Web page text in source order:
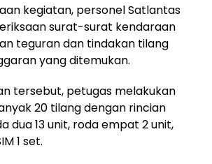
kegiatan, personel Satlantas
surat-surat kendaraan
teguran dan tindakan tilang
yang ditemukan.
tersebut, petugas melakukan
20 tilang dengan rincian
dua 13 unit, roda empat 2 unit,
1 set.